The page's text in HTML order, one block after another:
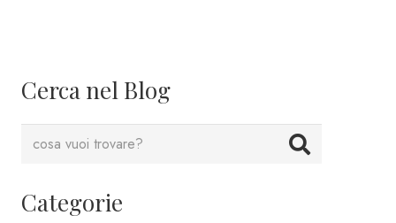
Cerca nel Blog
Categorie